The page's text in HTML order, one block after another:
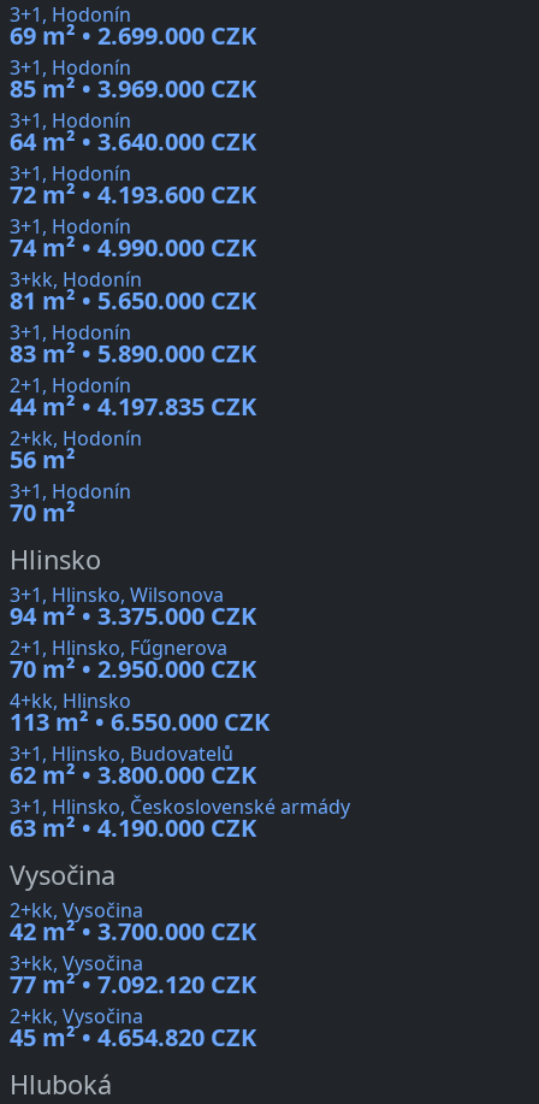
3+1, Hodonín
69 m² • 2.699.000 CZK
3+1, Hodonín
85 m² • 3.969.000 CZK
3+1, Hodonín
64 m² • 3.640.000 CZK
3+1, Hodonín
72 m² • 4.193.600 CZK
3+1, Hodonín
74 m² • 4.990.000 CZK
3+kk, Hodonín
81 m² • 5.650.000 CZK
3+1, Hodonín
83 m² • 5.890.000 CZK
2+1, Hodonín
44 m² • 4.197.835 CZK
2+kk, Hodonín
56 m²
3+1, Hodonín
70 m²
Hlinsko
3+1, Hlinsko, Wilsonova
94 m² • 3.375.000 CZK
2+1, Hlinsko, Fűgnerova
70 m² • 2.950.000 CZK
4+kk, Hlinsko
113 m² • 6.550.000 CZK
3+1, Hlinsko, Budovatelů
62 m² • 3.800.000 CZK
3+1, Hlinsko, Československé armády
63 m² • 4.190.000 CZK
Vysočina
2+kk, Vysočina
42 m² • 3.700.000 CZK
3+kk, Vysočina
77 m² • 7.092.120 CZK
2+kk, Vysočina
45 m² • 4.654.820 CZK
Hluboká